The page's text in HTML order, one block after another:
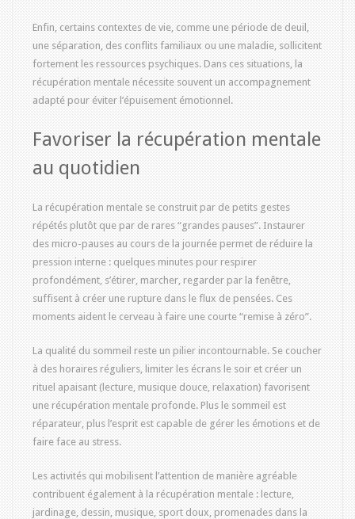
Enfin, certains contextes de vie, comme une période de deuil,
une séparation, des conflits familiaux ou une maladie, sollicitent
fortement les ressources psychiques. Dans ces situations, la
récupération mentale nécessite souvent un accompagnement
adapté pour éviter l’épuisement émotionnel.
Favoriser la récupération mentale
au quotidien
La récupération mentale se construit par de petits gestes
répétés plutôt que par de rares “grandes pauses”. Instaurer
des micro-pauses au cours de la journée permet de réduire la
pression interne : quelques minutes pour respirer
profondément, s’étirer, marcher, regarder par la fenêtre,
suffisent à créer une rupture dans le flux de pensées. Ces
moments aident le cerveau à faire une courte “remise à zéro”.
La qualité du sommeil reste un pilier incontournable. Se coucher
à des horaires réguliers, limiter les écrans le soir et créer un
rituel apaisant (lecture, musique douce, relaxation) favorisent
une récupération mentale profonde. Plus le sommeil est
réparateur, plus l’esprit est capable de gérer les émotions et de
faire face au stress.
Les activités qui mobilisent l’attention de manière agréable
contribuent également à la récupération mentale : lecture,
jardinage, dessin, musique, sport doux, promenades dans la